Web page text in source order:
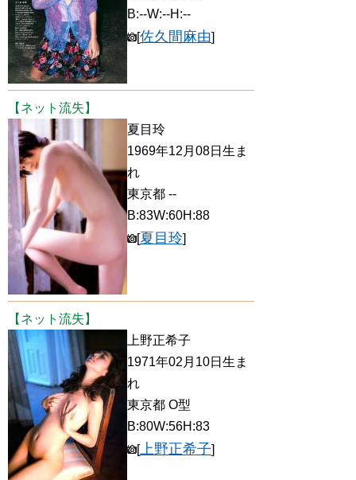
B:--W:--H:--
[佐久間麻由]
【ネット流失】
夏目玲
1969年12月08日生ま
れ
東京都 --
B:83W:60H:88
[夏目玲]
【ネット流失】
上野正希子
1971年02月10日生ま
れ
東京都 O型
B:80W:56H:83
[上野正希子]